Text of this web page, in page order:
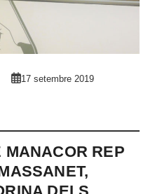
17 setembre 2019
MANACOR REP